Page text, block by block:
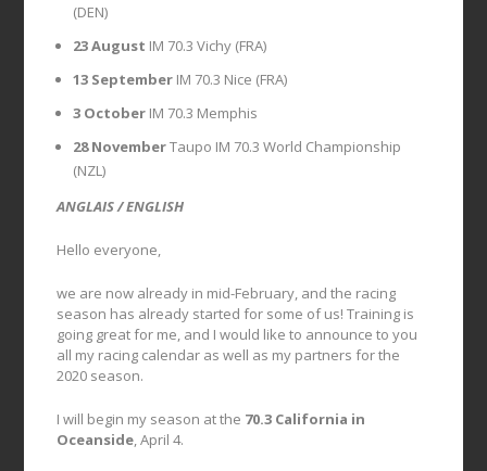
(DEN)
23 August IM 70.3 Vichy (FRA)
13 September IM 70.3 Nice (FRA)
3 October IM 70.3 Memphis
28 NovemberTaupo IM 70.3 World Championship
(NZL)
ANGLAIS / ENGLISH
Hello everyone,
we are now already in mid-February, and the racing
season has already started for some of us! Training is
going great for me, and I would like to announce to you
all my racing calendar as well as my partners for the
2020 season.
I will begin my season at the 70.3 California in
Oceanside, April 4.